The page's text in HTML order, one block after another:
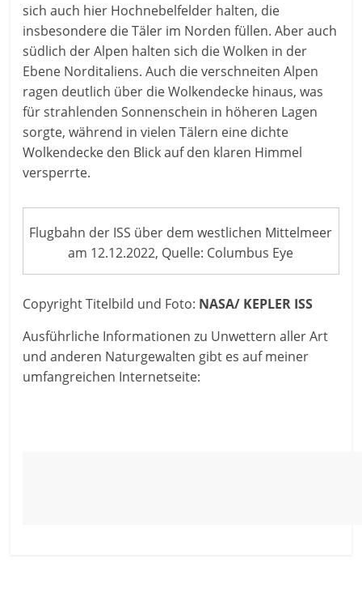
sich auch hier Hochnebelfelder halten, die
insbesondere die Täler im Norden füllen. Aber auch
südlich der Alpen halten sich die Wolken in der
Ebene Norditaliens. Auch die verschneiten Alpen
ragen deutlich über die Wolkendecke hinaus, was
für strahlenden Sonnenschein in höheren Lagen
sorgte, während in vielen Tälern eine dichte
Wolkendecke den Blick auf den klaren Himmel
versperrte.
Flugbahn der ISS über dem westlichen Mittelmeer
am 12.12.2022, Quelle: Columbus Eye
Copyright Titelbild und Foto: NASA/ KEPLER ISS
Ausführliche Informationen zu Unwettern aller Art
und anderen Naturgewalten gibt es auf meiner
umfangreichen Internetseite: